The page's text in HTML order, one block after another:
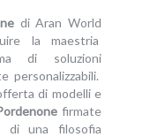
di Aran World
la maestria
di soluzioni
personalizzabili.
di modelli e
firmate
di una filosofia